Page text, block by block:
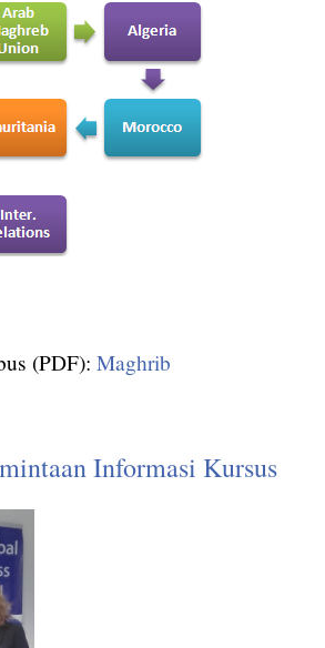
"melakukan bisnis di
memberikan gambaran dari
dan peluang bisnis untuk...:
untuk melakukan bisnis di
Aljazair, Tunisia)
peluang bisnis di Maghrib
bagaimana untuk melakukan
tersebut
(PDF): Maghrib
Informasi Kursus